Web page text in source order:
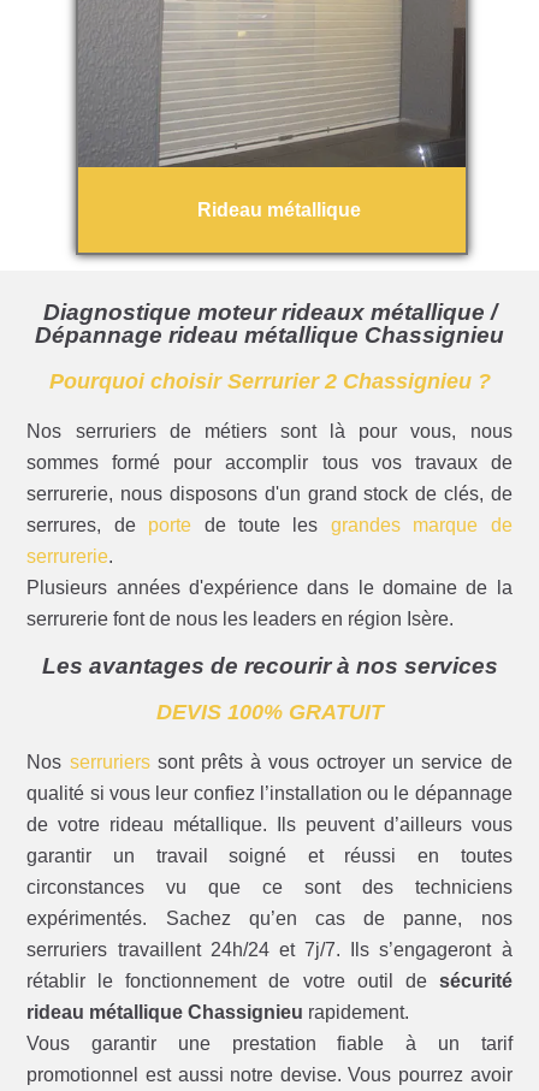
Rideau métallique
Diagnostique moteur rideaux métallique /
Dépannage rideau métallique Chassignieu
Pourquoi choisir Serrurier 2 Chassignieu ?
Nos serruriers de métiers sont là pour vous, nous
sommes formé pour accomplir tous vos travaux de
serrurerie, nous disposons d'un grand stock de clés, de
serrures, de porte de toute les grandes marque de
serrurerie.
Plusieurs années d'expérience dans le domaine de la
serrurerie font de nous les leaders en région Isère.
Les avantages de recourir à nos services
DEVIS 100% GRATUIT
Nos serrurierssont prêts à vous octroyer un service de
qualité si vous leur confiez l’installation ou le dépannage
de votre rideau métallique. Ils peuvent d’ailleurs vous
garantir un travail soigné et réussi en toutes
circonstances vu que ce sont des techniciens
expérimentés. Sachez qu’en cas de panne, nos
serruriers travaillent 24h/24 et 7j/7. Ils s’engageront à
rétablir le fonctionnement de votre outil de sécurité
rideau métallique Chassignieu rapidement.
Vous garantir une prestation fiable à un tarif
promotionnel est aussi notre devise. Vous pourrez avoir